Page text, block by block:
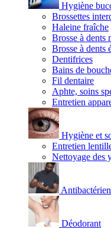
Hygiène
Brossettes
Haleine fraîche
Brosse à dents
Brosse à dents
Dentifrices
Bains de
Fil dentaire
Aphte, soins
Entretien
Hygiène et
Entretien
Nettoyage des
Antibactérien
Déodorant